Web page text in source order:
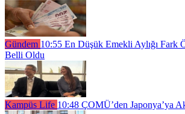
Gündem 10:55 En Düşük Emekli Aylığı Fark
Belli Oldu
Kampüs Life 10:48 ÇOMÜ’den Japonya’ya